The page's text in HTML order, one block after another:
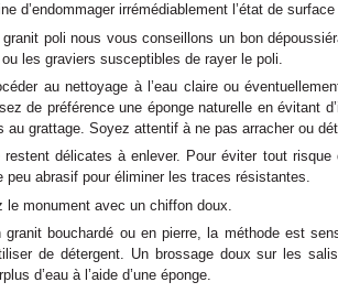
d’endommager irrémédiablement l’état de
poli nous vous conseillons un bon
les graviers susceptibles de rayer le poli.
au nettoyage à l’eau claire ou
de préférence une éponge naturelle en évitant
au grattage. Soyez attentif à ne pas arracher ou
restent délicates à enlever. Pour éviter tout
peu abrasif pour éliminer les traces résistantes.
le monument avec un chiffon doux.
granit bouchardé ou en pierre, la méthode est
de détergent. Un brossage doux sur les
d’eau à l’aide d’une éponge.